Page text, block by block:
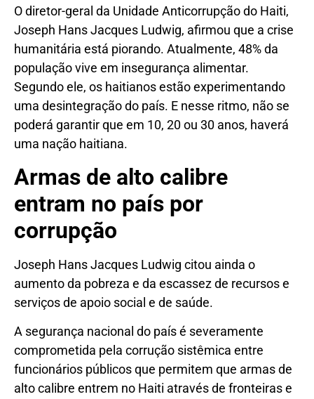
O diretor-geral da Unidade Anticorrupção do Haiti,
Joseph Hans Jacques Ludwig, afirmou que a crise
humanitária está piorando. Atualmente, 48% da
população vive em insegurança alimentar.
Segundo ele, os haitianos estão experimentando
uma desintegração do país. E nesse ritmo, não se
poderá garantir que em 10, 20 ou 30 anos, haverá
uma nação haitiana.
Armas de alto calibre
entram no país por
corrupção
Joseph Hans Jacques Ludwig citou ainda o
aumento da pobreza e da escassez de recursos e
serviços de apoio social e de saúde.
A segurança nacional do país é severamente
comprometida pela corrução sistêmica entre
funcionários públicos que permitem que armas de
alto calibre entrem no Haiti através de fronteiras e